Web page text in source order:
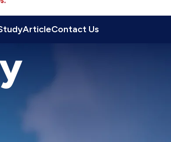
ArticleContact Us